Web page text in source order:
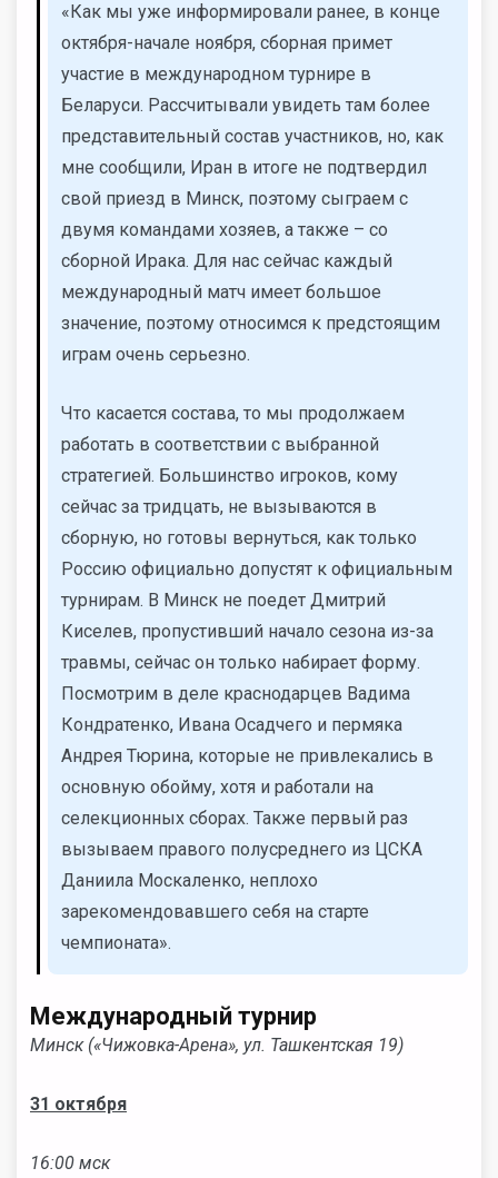
«Как мы уже информировали ранее, в конце
октября-начале ноября, сборная примет
участие в международном турнире в
Беларуси. Рассчитывали увидеть там более
представительный состав участников, но, как
мне сообщили, Иран в итоге не подтвердил
свой приезд в Минск, поэтому сыграем с
двумя командами хозяев, а также – со
сборной Ирака. Для нас сейчас каждый
международный матч имеет большое
значение, поэтому относимся к предстоящим
играм очень серьезно.
Что касается состава, то мы продолжаем
работать в соответствии с выбранной
стратегией. Большинство игроков, кому
сейчас за тридцать, не вызываются в
сборную, но готовы вернуться, как только
Россию официально допустят к официальным
турнирам. В Минск не поедет Дмитрий
Киселев, пропустивший начало сезона из-за
травмы, сейчас он только набирает форму.
Посмотрим в деле краснодарцев Вадима
Кондратенко, Ивана Осадчего и пермяка
Андрея Тюрина, которые не привлекались в
основную обойму, хотя и работали на
селекционных сборах. Также первый раз
вызываем правого полусреднего из ЦСКА
Даниила Москаленко, неплохо
зарекомендовавшего себя на старте
чемпионата».
Международный турнир
Минск («Чижовка-Арена», ул. Ташкентская 19)
31 октября
16:00 мск